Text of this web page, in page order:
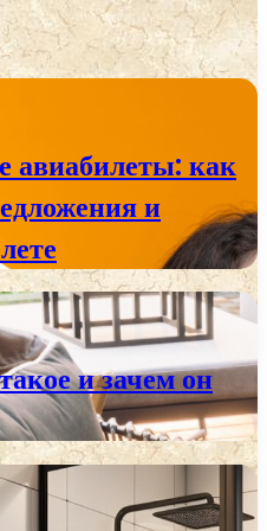
авиабилеты: как
и
и зачем он